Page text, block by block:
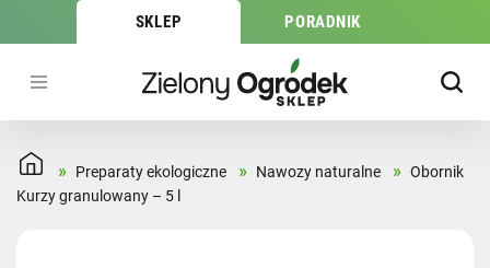
SKLEP PORADNIK
» Preparaty ekologiczne » Nawozy naturalne » Obornik
Kurzy granulowany – 5 l